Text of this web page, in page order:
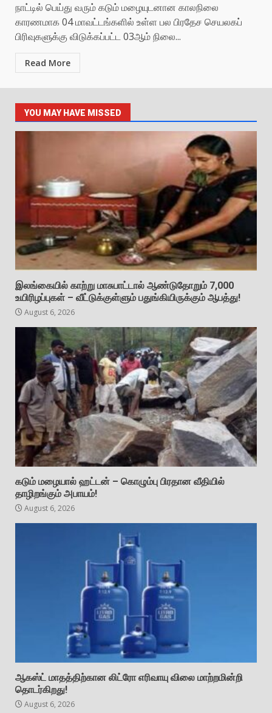
நாட்டில் பெய்து வரும் கடும் மழையுடனான காலநிலை
காரணமாக 04 மாவட்டங்களில் உள்ள பல பிரதேச செயலகப்
பிரிவுகளுக்கு விடுக்கப்பட்ட 03ஆம் நிலை...
Read More
YOU MAY HAVE MISSED
இலங்கையில் காற்று மாசுபாட்டால் ஆண்டுதோறும் 7,000
உயிரிழப்புகள் – வீட்டுக்குள்ளும் பதுங்கியிருக்கும் ஆபத்து!
August 6, 2026
கடும் மழையால் ஹட்டன் – கொழும்பு பிரதான வீதியில்
தாழிறங்கும் அபாயம்!
August 6, 2026
ஆகஸ்ட் மாதத்திற்கான லிட்ரோ எரிவாயு விலை மாற்றமின்றி
தொடர்கிறது!
August 6, 2026